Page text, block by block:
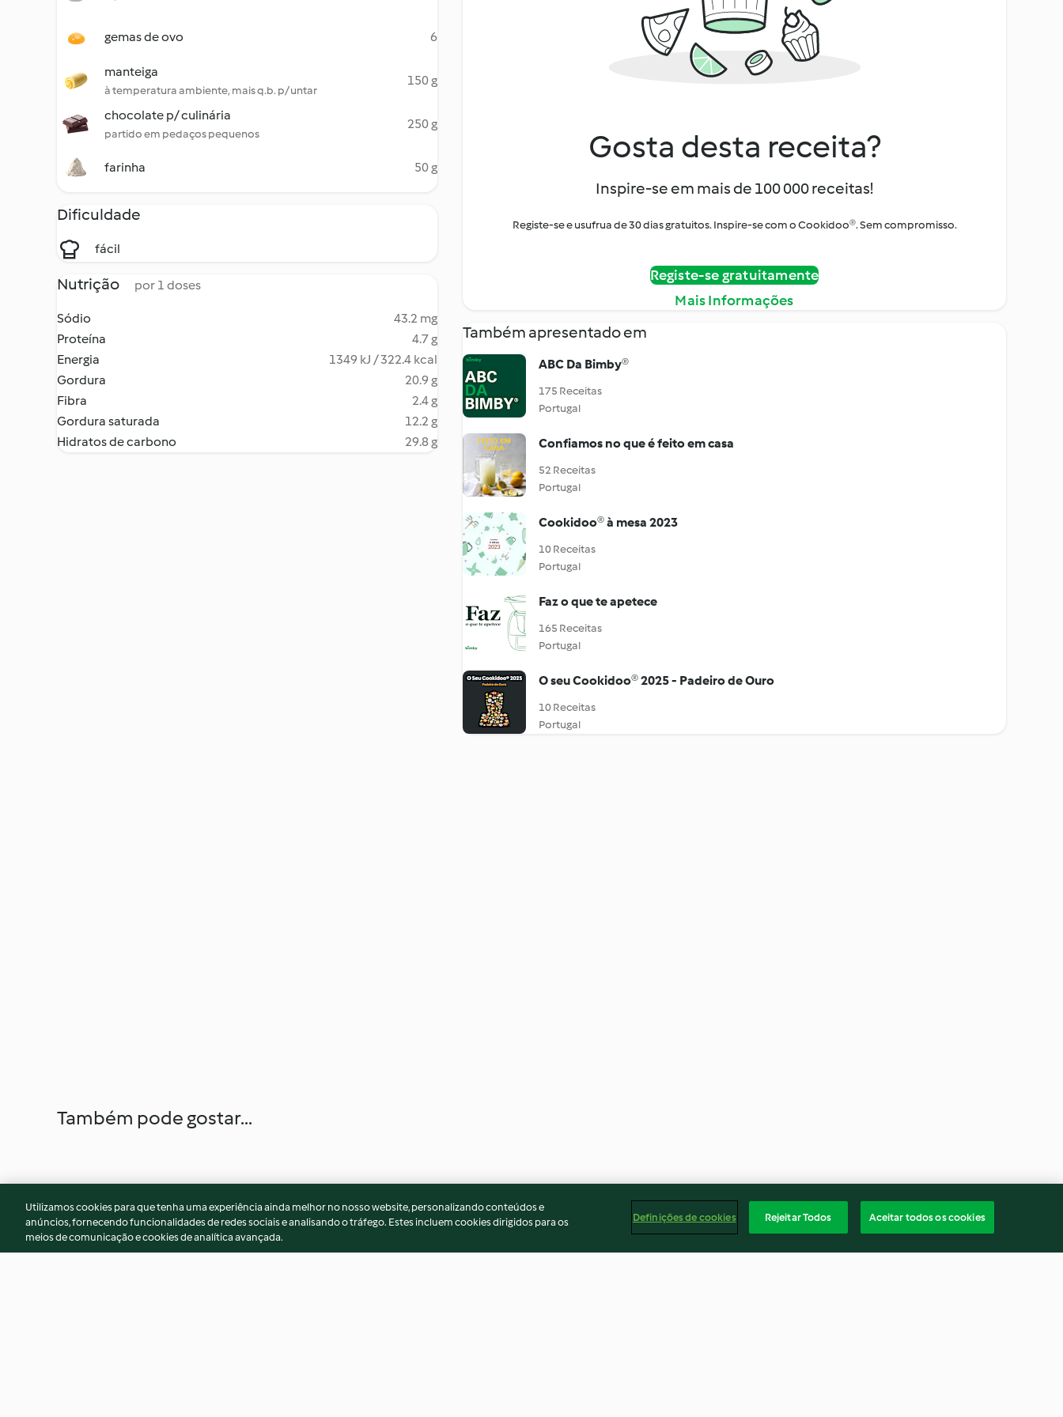
gemas de ovo 6
manteiga
à temperatura ambiente, mais q.b. p/ untar
150 g
chocolate p/ culinária
partido em pedaços pequenos
250 g
farinha 50 g
Dificuldade
fácil
Nutrição por 1 doses
Sódio
43.2 mg
Proteína
4.7 g
Energia
1349 kJ / 322.4 kcal
Gordura
20.9 g
Fibra
2.4 g
Gordura saturada
12.2 g
Hidratos de carbono
29.8 g
Gosta desta receita?
Inspire-se em mais de 100 000 receitas!
Registe-se e usufrua de 30 dias gratuitos. Inspire-se com o Cookidoo®. Sem compromisso.
Registe-se gratuitamente
Mais Informações
Também apresentado em
ABC Da Bimby®
175 Receitas
Portugal
Confiamos no que é feito em casa
52 Receitas
Portugal
Cookidoo® à mesa 2023
10 Receitas
Portugal
Faz o que te apetece
165 Receitas
Portugal
O seu Cookidoo® 2025 - Padeiro de Ouro
10 Receitas
Portugal
Também pode gostar...
Utilizamos cookies para que tenha uma experiência ainda melhor no nosso website, personalizando conteúdos e
anúncios, fornecendo funcionalidades de redes sociais e analisando o tráfego. Estes incluem cookies dirigidos para os
meios de comunicação e cookies de analítica avançada.
Definições de cookies Rejeitar Todos Aceitar todos os cookies